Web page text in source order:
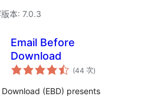
本: 7.0.3
Email Before
Download
(44 次評
分
數
)
Download (EBD) presents